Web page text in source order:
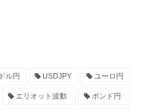
ドル円 USDJPY ユーロ円
エリオット波動 ポンド円